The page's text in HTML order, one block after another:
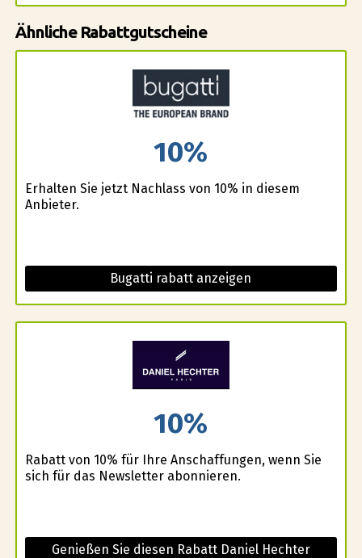
Ähnliche Rabattgutscheine
10%
Erhalten Sie jetzt Nachlass von 10% in diesem
Anbieter.
Bugatti rabatt anzeigen
10%
Rabatt von 10% für Ihre Anschaffungen, wenn Sie
sich für das Newsletter abonnieren.
Genießen Sie diesen Rabatt Daniel Hechter